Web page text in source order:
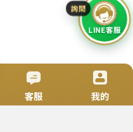
TOP
來電